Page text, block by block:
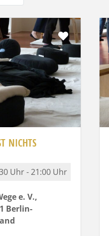
Favorit
NICHTS
Uhr - 21:00 Uhr
e. V.,
Berlin-